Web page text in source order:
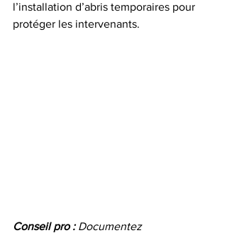
l’installation d’abris temporaires pour
protéger les intervenants.
Conseil pro : Documentez